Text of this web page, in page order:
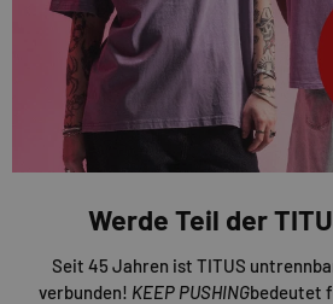
Werde Teil der
Seit 45 Jahren ist TITUS
verbunden! KEEP PUSHINGbedeutet